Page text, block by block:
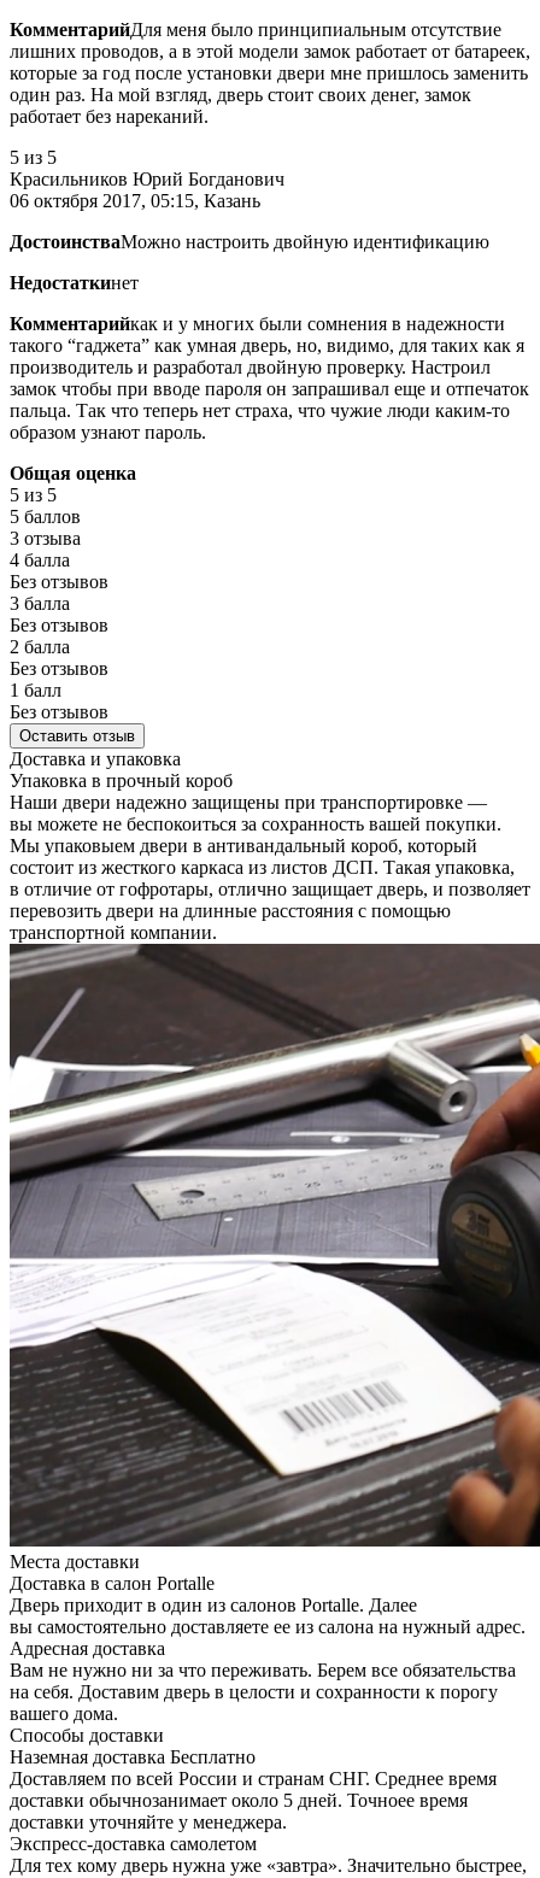
КомментарийДля меня было принципиальным отсутствие
лишних проводов, а в этой модели замок работает от батареек,
которые за год после установки двери мне пришлось заменить
один раз. На мой взгляд, дверь стоит своих денег, замок
работает без нареканий.
5 из 5
Красильников Юрий Богданович
06 октября 2017, 05:15, Казань
ДостоинстваМожно настроить двойную идентификацию
Недостаткинет
Комментарийкак и у многих были сомнения в надежности
такого “гаджета” как умная дверь, но, видимо, для таких как я
производитель и разработал двойную проверку. Настроил
замок чтобы при вводе пароля он запрашивал еще и отпечаток
пальца. Так что теперь нет страха, что чужие люди каким-то
образом узнают пароль.
Общая оценка
5 из 5
5 баллов
3 отзыва
4 балла
Без отзывов
3 балла
Без отзывов
2 балла
Без отзывов
1 балл
Без отзывов
Оставить отзыв
Доставка и упаковка
Упаковка в прочный короб
Наши двери надежно защищены при транспортировке —
вы можете не беспокоиться за сохранность вашей покупки.
Мы упаковыем двери в антивандальный короб, который
состоит из жесткого каркаса из листов ДСП. Такая упаковка,
в отличие от гофротары, отлично защищает дверь, и позволяет
перевозить двери на длинные расстояния с помощью
транспортной компании.
Места доставки
Доставка в салон Portalle
Дверь приходит в один из салонов Portalle. Далее
вы самостоятельно доставляете ее из салона на нужный адрес.
Адресная доставка
Вам не нужно ни за что переживать. Берем все обязательства
на себя. Доставим дверь в целости и сохранности к порогу
вашего дома.
Способы доставки
Наземная доставка Бесплатно
Доставляем по всей России и странам СНГ. Среднее время
доставки обычнозанимает около 5 дней. Точноее время
доставки уточняйте у менеджера.
Экспресс-доставка самолетом
Для тех кому дверь нужна уже «завтра». Значительно быстрее,